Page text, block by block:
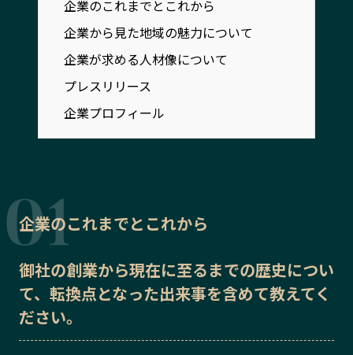
カテゴリから探す
Localist
Sporkle
「人」から探す
記事ライター アンバサダー
お問い合わせ 会社概要
企業のこれまでとこれから
企業から見た地域の魅力について
企業が求める人材像について
プレスリリース
企業プロフィール
企業のこれまでとこれから
御社の創業から現在に至るまでの歴史につい
て、転換点となった出来事を含めて教えてく
ださい。